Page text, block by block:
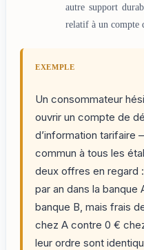
autre support
relatif à un compte
EXEMPLE
Un consommateur
ouvrir un compte de
d’information
commun à tous les
deux offres en regard
par an dans la banque
banque B, mais frais
chez A contre 0 €
leur ordre sont